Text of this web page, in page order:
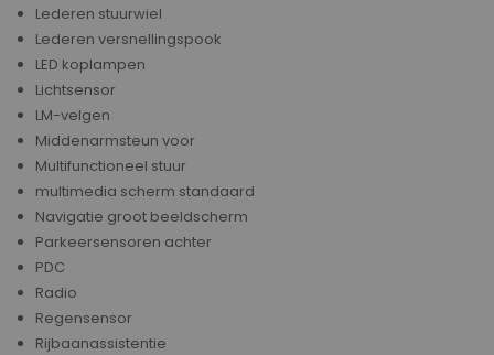
Lederen stuurwiel
Lederen versnellingspook
LED koplampen
Lichtsensor
LM-velgen
Middenarmsteun voor
Multifunctioneel stuur
multimedia scherm standaard
Navigatie groot beeldscherm
Parkeersensoren achter
PDC
Radio
Regensensor
Rijbaanassistentie